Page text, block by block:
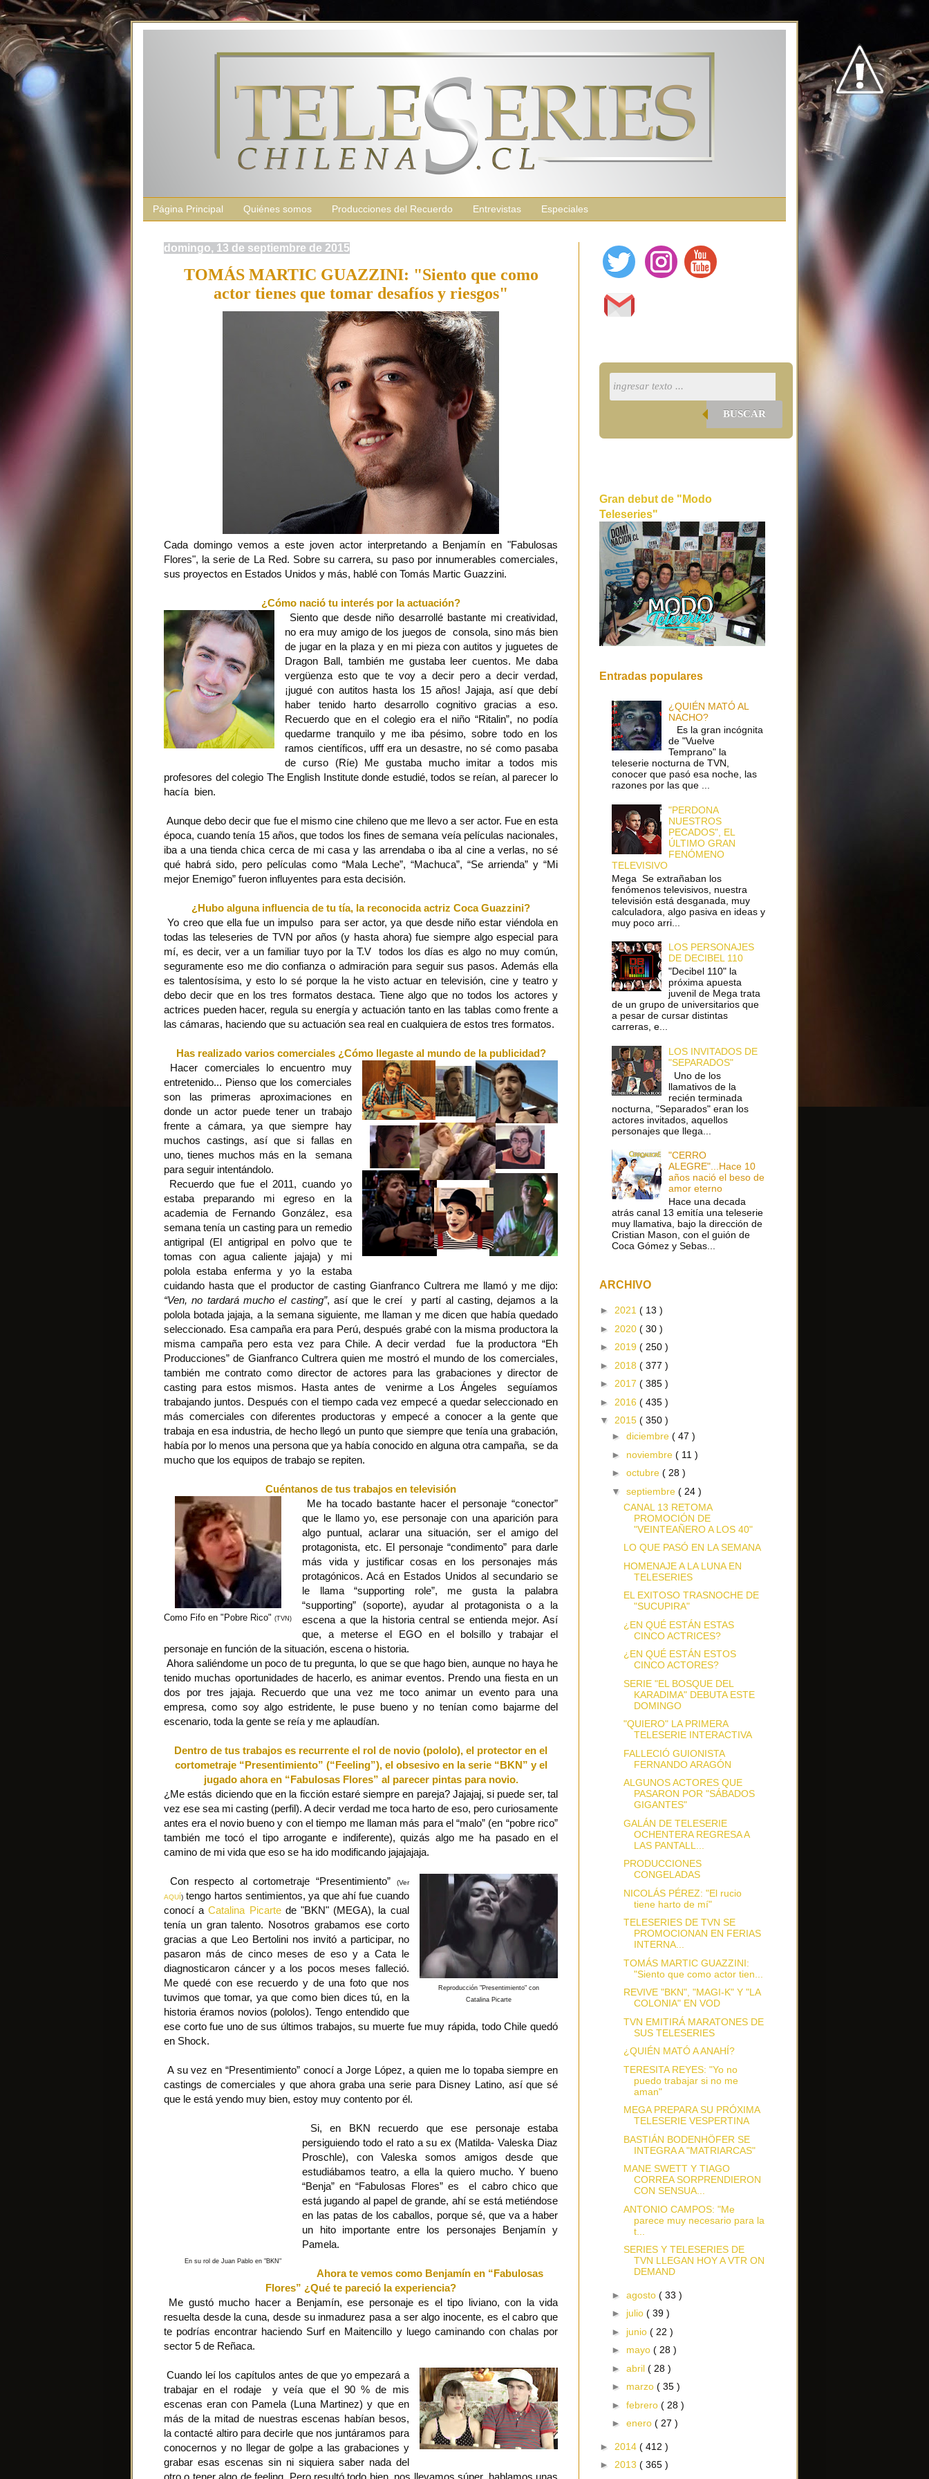
Página Principal Quiénes somos Producciones del Recuerdo Entrevistas Especiales
domingo, 13 de septiembre de 2015
TOMÁS MARTIC GUAZZINI: "Siento que como
actor tienes que tomar desafíos y riesgos"
Cada domingo vemos a este joven actor interpretando a Benjamín en "Fabulosas
Flores", la serie de La Red. Sobre su carrera, su paso por innumerables comerciales,
sus proyectos en Estados Unidos y más, hablé con Tomás Martic Guazzini.
¿Cómo nació tu interés por la actuación?
Siento que desde niño desarrollé bastante mi creatividad,
no era muy amigo de los juegos de consola, sino más bien
de jugar en la plaza y en mi pieza con autitos y juguetes de
Dragon Ball, también me gustaba leer cuentos. Me daba
vergüenza esto que te voy a decir pero a decir verdad,
¡jugué con autitos hasta los 15 años! Jajaja, así que debí
haber tenido harto desarrollo cognitivo gracias a eso.
Recuerdo que en el colegio era el niño “Ritalin”, no podía
quedarme tranquilo y me iba pésimo, sobre todo en los
ramos científicos, ufff era un desastre, no sé como pasaba
de curso (Ríe) Me gustaba mucho imitar a todos mis
profesores del colegio The English Institute donde estudié, todos se reían, al parecer lo
hacía bien.
Aunque debo decir que fue el mismo cine chileno que me llevo a ser actor. Fue en esta
época, cuando tenía 15 años, que todos los fines de semana veía películas nacionales,
iba a una tienda chica cerca de mi casa y las arrendaba o iba al cine a verlas, no sé
qué habrá sido, pero películas como “Mala Leche”, “Machuca”, “Se arrienda” y “Mi
mejor Enemigo” fueron influyentes para esta decisión.
¿Hubo alguna influencia de tu tía, la reconocida actriz Coca Guazzini?
Yo creo que ella fue un impulso para ser actor, ya que desde niño estar viéndola en
todas las teleseries de TVN por años (y hasta ahora) fue siempre algo especial para
mí, es decir, ver a un familiar tuyo por la T.V todos los días es algo no muy común,
seguramente eso me dio confianza o admiración para seguir sus pasos. Además ella
es talentosísima, y esto lo sé porque la he visto actuar en televisión, cine y teatro y
debo decir que en los tres formatos destaca. Tiene algo que no todos los actores y
actrices pueden hacer, regula su energía y actuación tanto en las tablas como frente a
las cámaras, haciendo que su actuación sea real en cualquiera de estos tres formatos.
Has realizado varios comerciales ¿Cómo llegaste al mundo de la publicidad?
Hacer comerciales lo encuentro muy
entretenido... Pienso que los comerciales
son las primeras aproximaciones en
donde un actor puede tener un trabajo
frente a cámara, ya que siempre hay
muchos castings, así que si fallas en
uno, tienes muchos más en la semana
para seguir intentándolo.
Recuerdo que fue el 2011, cuando yo
estaba preparando mi egreso en la
academia de Fernando González, esa
semana tenía un casting para un remedio
antigripal (El antigripal en polvo que te
tomas con agua caliente jajaja) y mi
polola estaba enferma y yo la estaba
cuidando hasta que el productor de casting Gianfranco Cultrera me llamó y me dijo:
“Ven, no tardará mucho el casting”, así que le creí y partí al casting, dejamos a la
polola botada jajaja, a la semana siguiente, me llaman y me dicen que había quedado
seleccionado. Esa campaña era para Perú, después grabé con la misma productora la
misma campaña pero esta vez para Chile. A decir verdad fue la productora “Eh
Producciones” de Gianfranco Cultrera quien me mostró el mundo de los comerciales,
también me contrato como director de actores para las grabaciones y director de
casting para estos mismos. Hasta antes de venirme a Los Ángeles seguíamos
trabajando juntos. Después con el tiempo cada vez empecé a quedar seleccionado en
más comerciales con diferentes productoras y empecé a conocer a la gente que
trabaja en esa industria, de hecho llegó un punto que siempre que tenía una grabación,
había por lo menos una persona que ya había conocido en alguna otra campaña, se da
mucho que los equipos de trabajo se repiten.
Cuéntanos de tus trabajos en televisión
Como Fifo en "Pobre Rico" (TVN)
Me ha tocado bastante hacer el personaje “conector”
que le llamo yo, ese personaje con una aparición para
algo puntual, aclarar una situación, ser el amigo del
protagonista, etc. El personaje “condimento” para darle
más vida y justificar cosas en los personajes más
protagónicos. Acá en Estados Unidos al secundario se
le llama “supporting role”, me gusta la palabra
“supporting” (soporte), ayudar al protagonista o a la
escena a que la historia central se entienda mejor. Así
que, a meterse el EGO en el bolsillo y trabajar el
personaje en función de la situación, escena o historia.
Ahora saliéndome un poco de tu pregunta, lo que se que hago bien, aunque no haya he
tenido muchas oportunidades de hacerlo, es animar eventos. Prendo una fiesta en un
dos por tres jajaja. Recuerdo que una vez me toco animar un evento para una
empresa, como soy algo estridente, le puse bueno y no tenían como bajarme del
escenario, toda la gente se reía y me aplaudían.
Dentro de tus trabajos es recurrente el rol de novio (pololo), el protector en el
cortometraje “Presentimiento” (“Feeling”), el obsesivo en la serie “BKN” y el
jugado ahora en “Fabulosas Flores” al parecer pintas para novio.
¿Me estás diciendo que en la ficción estaré siempre en pareja? Jajajaj, si puede ser, tal
vez ese sea mi casting (perfil). A decir verdad me toca harto de eso, pero curiosamente
antes era el novio bueno y con el tiempo me llaman más para el “malo” (en “pobre rico”
también me tocó el tipo arrogante e indiferente), quizás algo me ha pasado en el
camino de mi vida que eso se ha ido modificando jajajajaja.
Reproducción "Presentimiento" con
Catalina Picarte
Con respecto al cortometraje “Presentimiento”
(Ver
AQUÍ) tengo hartos sentimientos, ya que ahí fue cuando
conocí aCatalina Picartede "BKN" (MEGA), la cual
tenía un gran talento. Nosotros grabamos ese corto
gracias a que Leo Bertolini nos invitó a participar, no
pasaron más de cinco meses de eso y a Cata le
diagnosticaron cáncer y a los pocos meses falleció.
Me quedé con ese recuerdo y de una foto que nos
tuvimos que tomar, ya que como bien dices tú, en la
historia éramos novios (pololos). Tengo entendido que
ese corto fue uno de sus últimos trabajos, su muerte fue muy rápida, todo Chile quedó
en Shock.
A su vez en “Presentimiento” conocí a Jorge López, a quien me lo topaba siempre en
castings de comerciales y que ahora graba una serie para Disney Latino, así que sé
que le está yendo muy bien, estoy muy contento por él.
En su rol de Juan Pablo en "BKN"
Si, en BKN recuerdo que ese personaje estaba
persiguiendo todo el rato a su ex (Matilda- Valeska Diaz
Proschle), con Valeska somos amigos desde que
estudiábamos teatro, a ella la quiero mucho. Y bueno
“Benja” en “Fabulosas Flores” es el cabro chico que
está jugando al papel de grande, ahí se está metiéndose
en las patas de los caballos, porque sé, que va a haber
un hito importante entre los personajes Benjamín y
Pamela.
Ahora te vemos como Benjamín en “Fabulosas
Flores” ¿Qué te pareció la experiencia?
Me gustó mucho hacer a Benjamín, ese personaje es el tipo liviano, con la vida
resuelta desde la cuna, desde su inmadurez pasa a ser algo inocente, es el cabro que
te podrías encontrar haciendo Surf en Maitencillo y luego caminando con chalas por
sector 5 de Reñaca.
Cuando leí los capítulos antes de que yo empezará a
trabajar en el rodaje y veía que el 90 % de mis
escenas eran con Pamela (Luna Martinez) y que en
más de la mitad de nuestras escenas habían besos,
la contacté altiro para decirle que nos juntáramos para
conocernos y no llegar de golpe a las grabaciones y
grabar esas escenas sin ni siquiera saber nada del
otro o tener algo de feeling. Pero resultó todo bien, nos llevamos súper, hablamos unas
BUSCAR
Gran debut de "Modo
Teleseries"
Entradas populares
¿QUIÉN MATÓ AL
NACHO?
Es la gran incógnita
de "Vuelve
Temprano" la
teleserie nocturna de TVN,
conocer que pasó esa noche, las
razones por las que ...
"PERDONA
NUESTROS
PECADOS", EL
ÚLTIMO GRAN
FENÓMENO
TELEVISIVO
Mega Se extrañaban los
fenómenos televisivos, nuestra
televisión está desganada, muy
calculadora, algo pasiva en ideas y
muy poco arri...
LOS PERSONAJES
DE DECIBEL 110
"Decibel 110" la
próxima apuesta
juvenil de Mega trata
de un grupo de universitarios que
a pesar de cursar distintas
carreras, e...
LOS INVITADOS DE
"SEPARADOS"
Uno de los
llamativos de la
recién terminada
nocturna, "Separados" eran los
actores invitados, aquellos
personajes que llega...
"CERRO
ALEGRE"...Hace 10
años nació el beso de
amor eterno
Hace una decada
atrás canal 13 emitía una teleserie
muy llamativa, bajo la dirección de
Cristian Mason, con el guión de
Coca Gómez y Sebas...
ARCHIVO
► 2021 ( 13 )
► 2020 ( 30 )
► 2019 ( 250 )
► 2018 ( 377 )
► 2017 ( 385 )
► 2016 ( 435 )
▼ 2015 ( 350 )
► diciembre ( 47 )
► noviembre ( 11 )
► octubre ( 28 )
▼ septiembre ( 24 )
CANAL 13 RETOMA
PROMOCIÓN DE
"VEINTEAÑERO A LOS 40"
LO QUE PASÓ EN LA SEMANA
HOMENAJE A LA LUNA EN
TELESERIES
EL EXITOSO TRASNOCHE DE
"SUCUPIRA"
¿EN QUÉ ESTÁN ESTAS
CINCO ACTRICES?
¿EN QUÉ ESTÁN ESTOS
CINCO ACTORES?
SERIE "EL BOSQUE DEL
KARADIMA" DEBUTA ESTE
DOMINGO
"QUIERO" LA PRIMERA
TELESERIE INTERACTIVA
FALLECIÓ GUIONISTA
FERNANDO ARAGÓN
ALGUNOS ACTORES QUE
PASARON POR "SÁBADOS
GIGANTES"
GALÁN DE TELESERIE
OCHENTERA REGRESA A
LAS PANTALL...
PRODUCCIONES
CONGELADAS
NICOLÁS PÉREZ: "El rucio
tiene harto de mí"
TELESERIES DE TVN SE
PROMOCIONAN EN FERIAS
INTERNA...
TOMÁS MARTIC GUAZZINI:
"Siento que como actor tien...
REVIVE "BKN", "MAGI-K" Y "LA
COLONIA" EN VOD
TVN EMITIRÁ MARATONES DE
SUS TELESERIES
¿QUIÉN MATÓ A ANAHÍ?
TERESITA REYES: "Yo no
puedo trabajar si no me
aman"
MEGA PREPARA SU PRÓXIMA
TELESERIE VESPERTINA
BASTIÁN BODENHÖFER SE
INTEGRA A "MATRIARCAS"
MANE SWETT Y TIAGO
CORREA SORPRENDIERON
CON SENSUA...
ANTONIO CAMPOS: "Me
parece muy necesario para la
t...
SERIES Y TELESERIES DE
TVN LLEGAN HOY A VTR ON
DEMAND
► agosto ( 33 )
► julio ( 39 )
► junio ( 22 )
► mayo ( 28 )
► abril ( 28 )
► marzo ( 35 )
► febrero ( 28 )
► enero ( 27 )
► 2014 ( 412 )
► 2013 ( 365 )